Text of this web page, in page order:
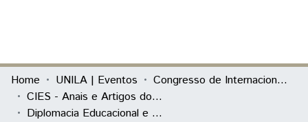
Communities & Collections
All of DSpace
Home UNILA | Eventos
Congresso de Internacionalização da Educação Superior (CIES)
CIES - Anais e Artigos do evento
Diplomacia Educacional e Política Externa Brasileira contemporânea (2003-2018)